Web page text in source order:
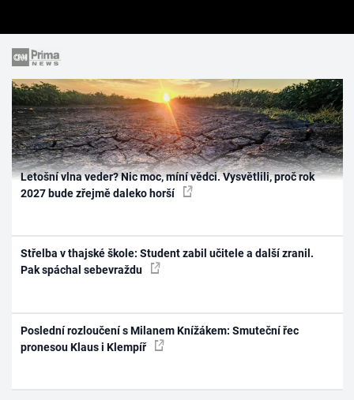
Letošní vlna veder? Nic moc, míní vědci. Vysvětlili, proč rok
2027 bude zřejmě daleko horší
Střelba v thajské škole: Student zabil učitele a další zranil.
Pak spáchal sebevraždu
Poslední rozloučení s Milanem Knížákem: Smuteční řec
pronesou Klaus i Klempíř